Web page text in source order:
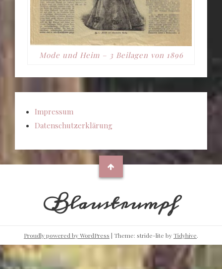
Mode und Heim – 3 Beilagen von 1896
Impressum
Datenschutzerklärung
Blaustrumpf
Proudly powered by WordPress | Theme: stride-lite byTidyhive.